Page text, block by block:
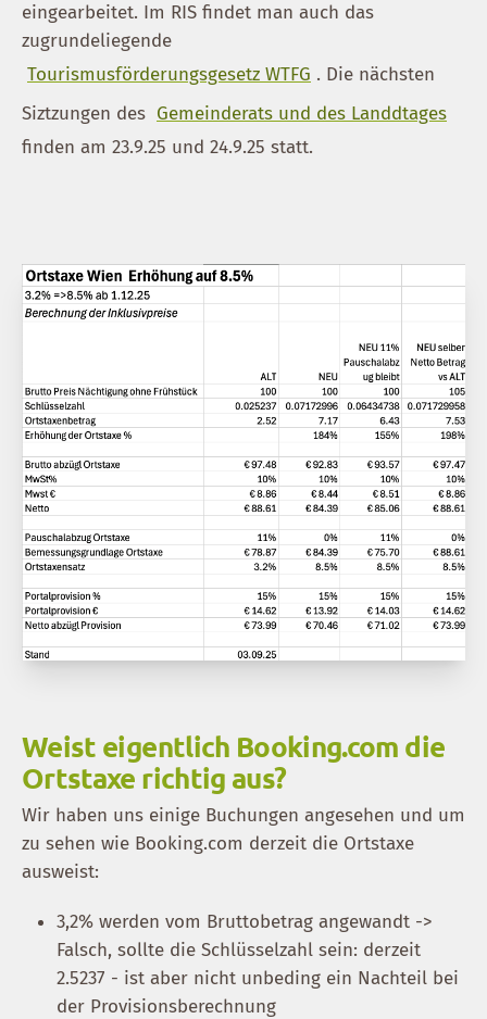
eingearbeitet. Im RIS findet man auch das
zugrundeliegende
Tourismusförderungsgesetz WTFG . Die nächsten
Siztzungen des Gemeinderats und des Landdtages
finden am 23.9.25 und 24.9.25 statt.
Weist eigentlich Booking.com die
Ortstaxe richtig aus?
Wir haben uns einige Buchungen angesehen und um
zu sehen wie Booking.com derzeit die Ortstaxe
ausweist:
3,2% werden vom Bruttobetrag angewandt ->
Falsch, sollte die Schlüsselzahl sein: derzeit
2.5237 - ist aber nicht unbeding ein Nachteil bei
der Provisionsberechnung